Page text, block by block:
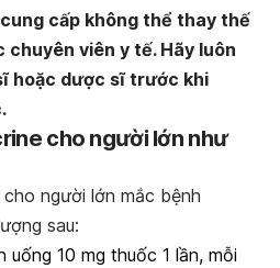
cấp không thể thay thế
viên y tế. Hãy luôn
hoặc dược sĩ trước khi
cho người lớn như
người lớn mắc bệnh
sau:
uống 10 mg thuốc 1 lần, mỗi